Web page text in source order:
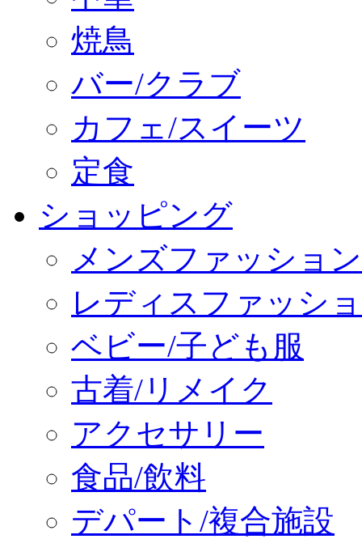
焼鳥
バー/クラブ
カフェ/スイーツ
定食
ショッピング
メンズファッション
レディスファッシ
ベビー/子ども服
古着/リメイク
アクセサリー
食品/飲料
デパート/複合施設